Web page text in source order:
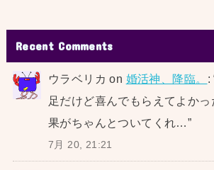
Recent Comments
ウラベリカ on 婚活神、降臨。 :
足だけど喜んでもらえてよか
果がちゃんとついてくれ…”
7月 20, 21:21